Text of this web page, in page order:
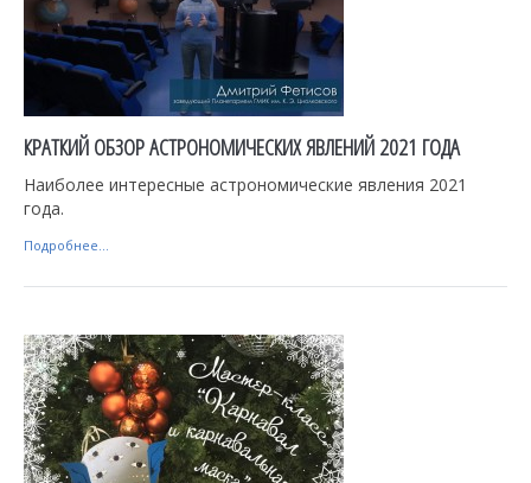
КРАТКИЙ ОБЗОР АСТРОНОМИЧЕСКИХ ЯВЛЕНИЙ 2021 ГОДА
Наиболее интересные астрономические явления 2021
года.
Подробнее...